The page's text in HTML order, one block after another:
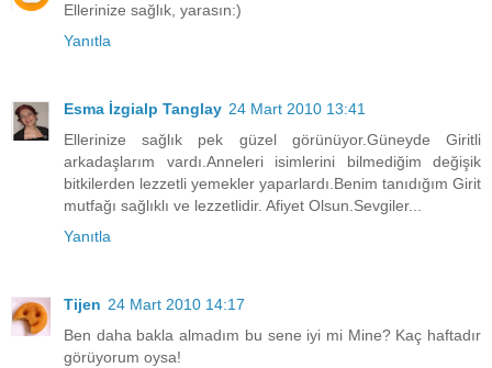
Ellerinize sağlık, yarasın:)
Yanıtla
Esma İzgialp Tanglay 24 Mart 2010 13:41
Ellerinize sağlık pek güzel görünüyor.Güneyde Giritli
arkadaşlarım vardı.Anneleri isimlerini bilmediğim değişik
bitkilerden lezzetli yemekler yaparlardı.Benim tanıdığım Girit
mutfağı sağlıklı ve lezzetlidir. Afiyet Olsun.Sevgiler...
Yanıtla
Tijen 24 Mart 2010 14:17
Ben daha bakla almadım bu sene iyi mi Mine? Kaç haftadır
görüyorum oysa!